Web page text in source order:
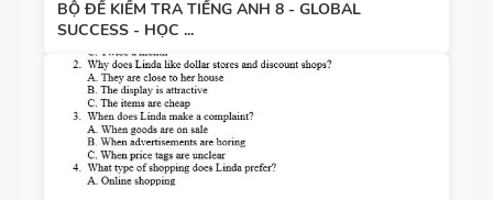
BỘ ĐỀ KIỂM TRA TIẾNG ANH 8 - GLOBAL
SUCCESS - HỌC ...